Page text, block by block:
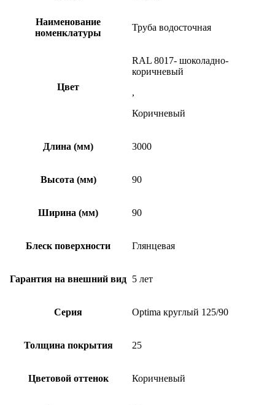
Наименование
номенклатуры
Труба водосточная
Цвет
RAL 8017- шоколадно-
коричневый
,
Коричневый
Длина (мм) 3000
Высота (мм) 90
Ширина (мм) 90
Блеск поверхности Глянцевая
Гарантия на внешний вид 5 лет
Серия Optima круглый 125/90
Толщина покрытия 25
Цветовой оттенок Коричневый